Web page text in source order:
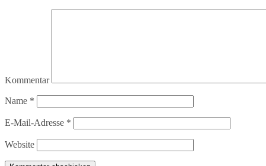
Kommentar
Name *
E-Mail-Adresse *
Website